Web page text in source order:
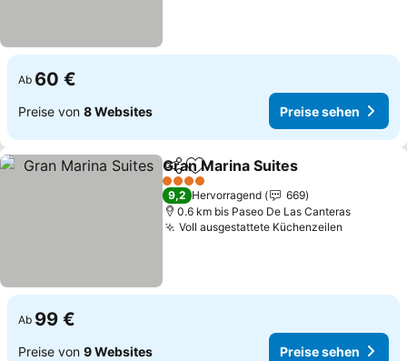
Ab 60 €
Preise von 8 Websites Preise sehen
TeilenZu Favoriten hinzufügen
Gran Marina Suites
4 Sterne
9,2 Hervorragend
669
0.6 km bis Paseo De Las Canteras
Voll ausgestattete Küchenzeilen
Ab 99 €
Preise von 9 Websites Preise sehen